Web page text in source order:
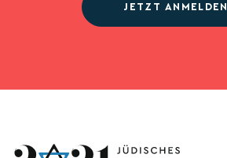
JETZT ANMELDEN